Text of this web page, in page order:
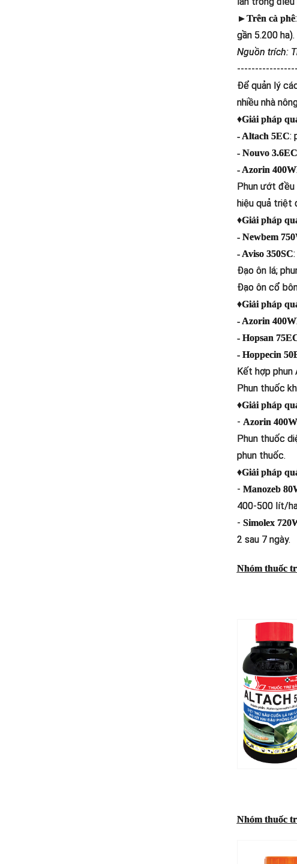
►Trên cà phê
gần 5.200 ha).
Nguồn trích:
Để quản lý
nhiều nhà
♦Giải pháp
- Altach 5EC:
- Nouvo 3.6EC
- Azorin
Phun ướt đều
hiệu quả triệt
♦Giải pháp
- Newbem
- Aviso 350SC
Đạo ôn lá;
Đạo ôn cổ
♦Giải pháp
- Azorin
- Hopsan
- Hoppecin
Kết hợp phun
Phun thuốc
♦Giải pháp
- Azorin
Phun thuốc
phun thuốc.
♦Giải pháp
- Manozeb
400-500 lít/
- Simolex
2 sau 7 ngày.
Nhóm thuốc
Nhóm thuốc